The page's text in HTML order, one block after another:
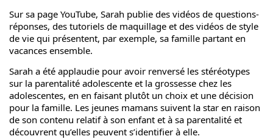
Sur sa page YouTube, Sarah publie des vidéos de questions-
réponses, des tutoriels de maquillage et des vidéos de style
de vie qui présentent, par exemple, sa famille partant en
vacances ensemble.
Sarah a été applaudie pour avoir renversé les stéréotypes
sur la parentalité adolescente et la grossesse chez les
adolescentes, en en faisant plutôt un choix et une décision
pour la famille. Les jeunes mamans suivent la star en raison
de son contenu relatif à son enfant et à sa parentalité et
découvrent qu’elles peuvent s’identifier à elle.